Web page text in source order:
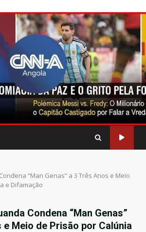
“Man Genas” a 3 Três Anos e Meio
e Difamação
Condena “Man Genas”
e Meio de Prisão por Calúnia